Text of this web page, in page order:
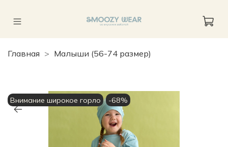
Главная Малыши (56-74 размер)
Внимание широкое горло -68%